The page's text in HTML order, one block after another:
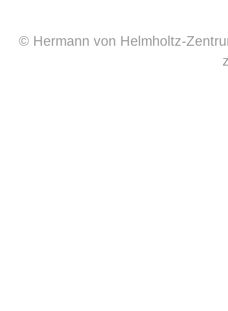
© Hermann von Helmholtz-